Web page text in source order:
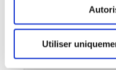
Utiliser
Un gobelet
selon vos